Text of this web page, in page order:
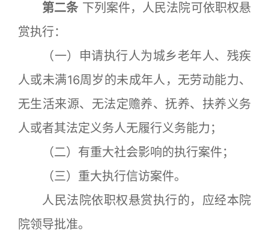
第二条 下列案件，人民法院可依职权悬
赏执行：
（一）申请执行人为城乡老年人、残疾
人或未满16周岁的未成年人，无劳动能力、
无生活来源、无法定赡养、抚养、扶养义务
人或者其法定义务人无履行义务能力；
（二）有重大社会影响的执行案件；
（三）重大执行信访案件。
人民法院依职权悬赏执行的，应经本院
院领导批准。